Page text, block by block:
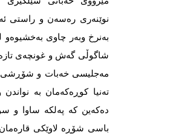
نوێنەری رەسەن و راستی ئە
بەنرخ وبەر چاوی بەخشیوەو
شاگوڵی گەش و غونچەی تازە
مەجلیسی خەبات و شۆڕشی
تەنیا کوڕەکەمان بە
دەکەین کە پەلکە ساوا و
باسی شۆڕە لاوێکی